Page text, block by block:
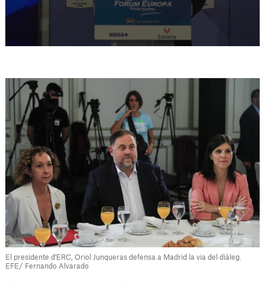
El presidente d'ERC, Oriol Junqueras defensa a Madrid la via del diàleg.
EFE/ Fernando Alvarado